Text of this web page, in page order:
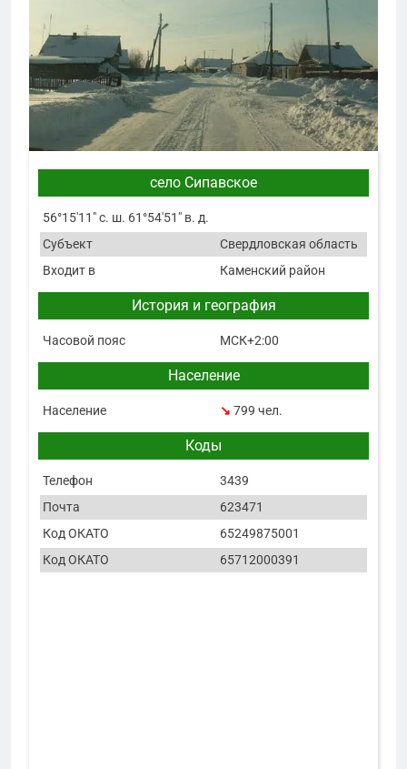
село Сипавское
56°15′11″ с. ш. 61°54′51″ в. д.
Субъект
Свердловская область
Входит в
Каменский район
История и география
Часовой пояс МСК+2:00
Население
Население ↘ 799 чел.
Коды
Телефон
3439
Почта
623471
Код ОКАТО
65249875001
Код ОКАТО
65712000391